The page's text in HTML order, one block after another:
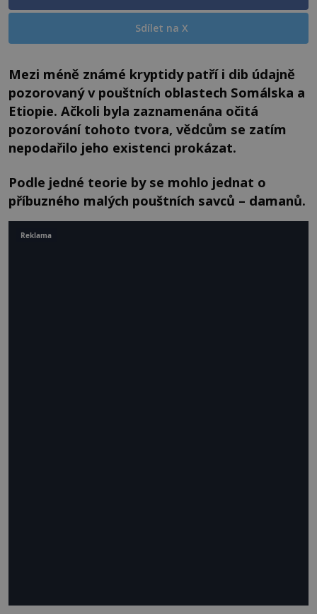
Sdílet na X
Mezi méně známé kryptidy patří i dib údajně
pozorovaný v pouštních oblastech Somálska a
Etiopie. Ačkoli byla zaznamenána očitá
pozorování tohoto tvora, vědcům se zatím
nepodařilo jeho existenci prokázat.
Podle jedné teorie by se mohlo jednat o
příbuzného malých pouštních savců – damanů.
Reklama